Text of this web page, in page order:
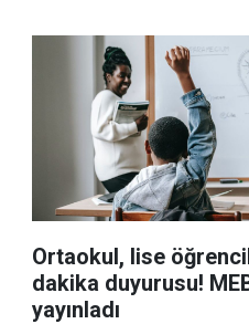
Ortaokul, lise
dakika duyurusu!
yayınladı